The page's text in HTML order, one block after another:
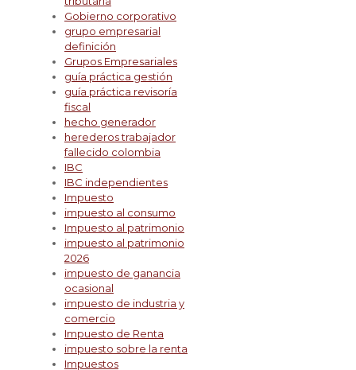
Gobierno corporativo
grupo empresarial
definición
Grupos Empresariales
guía práctica gestión
guía práctica revisoría
fiscal
hecho generador
herederos trabajador
fallecido colombia
IBC
IBC independientes
Impuesto
impuesto al consumo
Impuesto al patrimonio
impuesto al patrimonio
2026
impuesto de ganancia
ocasional
impuesto de industria y
comercio
Impuesto de Renta
impuesto sobre la renta
Impuestos